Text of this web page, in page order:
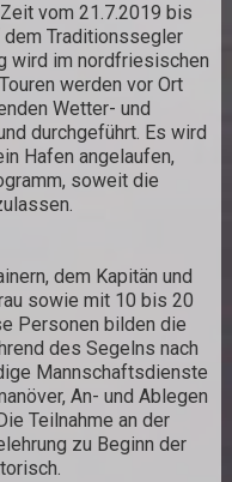
vom 21.7.2019 bis
dem Traditionssegler
wird im nordfriesischen
werden vor Ort
Wetter- und
durchgeführt. Es wird
Hafen angelaufen,
soweit die
dem Kapitän und
sowie mit 10 bis 20
Personen bilden die
des Segelns nach
Mannschaftsdienste
An- und Ablegen
Teilnahme an der
zu Beginn der